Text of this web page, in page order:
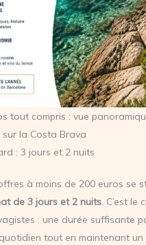
tout compris : vue
la Costa Brava
: 3 jours et 2 nuits
à moins de 200 euros se
de 3 jours et 2 nuits. C’est le
: une durée suffisante
tout en maintenant un